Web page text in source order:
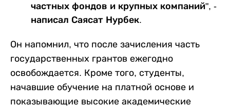
частных фондов и крупных компаний", -
написал Саясат Нурбек.
Он напомнил, что после зачисления часть
государственных грантов ежегодно
освобождается. Кроме того, студенты,
начавшие обучение на платной основе и
показывающие высокие академические